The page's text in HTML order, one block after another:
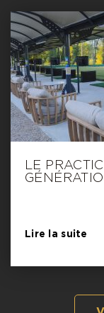
LE
Lire la suite